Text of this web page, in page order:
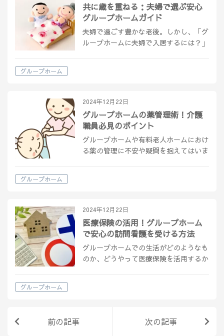
共に歳を重ねる：夫婦で選ぶ安心
グループホームガイド
夫婦で過ごす豊かな老後。しかし、「グ
ループホームに夫婦で入居するには？」
す…
グループホーム
2024年12月22日
グループホームの薬管理術！介護
職員必見のポイント
グループホームや有料老人ホームにおけ
る薬の管理に不安や疑問を抱えてはいま
連携…
グループホーム
2024年12月22日
医療保険の活用！グループホーム
で安心の訪問看護を受ける方法
グループホームでの生活がどのようなも
のか、どうやって医療保険を活用するか
グループホーム
前の記事 次の記事